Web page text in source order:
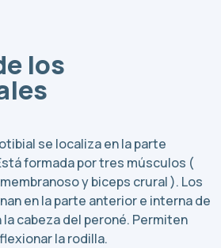
los
se localiza en la parte
formada por tres músculos (
y biceps crural ). Los
en la parte anterior e interna de
cabeza del peroné. Permiten
la rodilla.